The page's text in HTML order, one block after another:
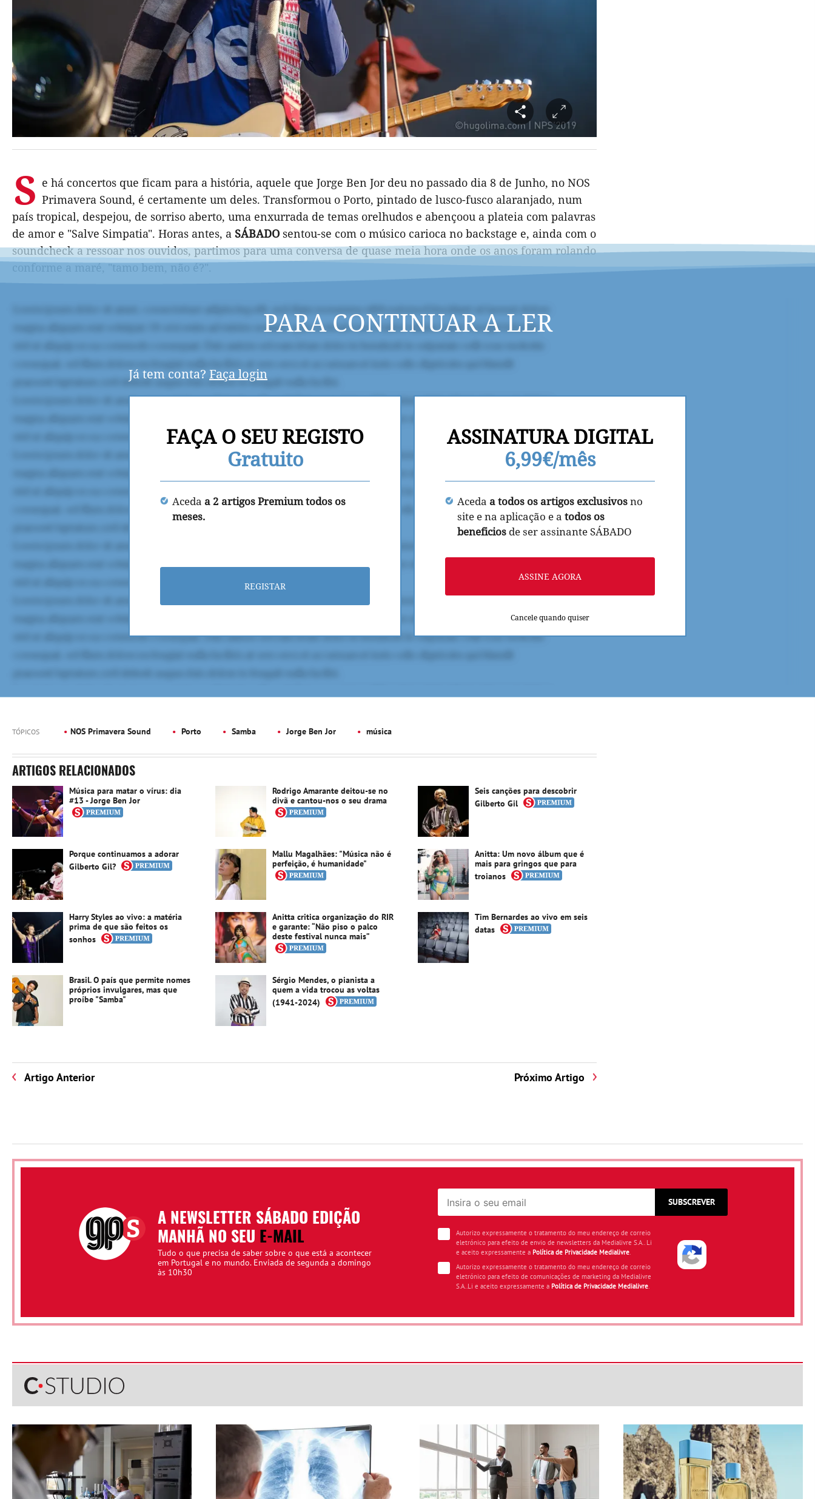
S e há concertos que ficam para a história, aquele que Jorge Ben Jor deu no passado dia 8 de Junho, no NOS
Primavera Sound, é certamente um deles. Transformou o Porto, pintado de lusco-fusco alaranjado, num
país tropical, despejou, de sorriso aberto, uma enxurrada de temas orelhudos e abençoou a plateia com palavras
de amor e "Salve Simpatia". Horas antes, a SÁBADO sentou-se com o músico carioca no backstage e, ainda com o
soundcheck a ressoar nos ouvidos, partimos para uma conversa de quase meia hora onde os anos foram rolando
conforme a maré, "tamo bem, não é?".
PARA CONTINUAR A LER
Já tem conta? Faça login
FAÇA O SEU REGISTO
Gratuito
Aceda a 2 artigos Premium todos os
meses.
REGISTAR
ASSINATURA DIGITAL
6,99€/mês
Aceda a todos os artigos exclusivosno
site e na aplicação e a todos os
beneficios de ser assinante SÁBADO
ASSINE AGORA
Cancele quando quiser
TÓPICOS NOS Primavera Sound Porto Samba Jorge Ben Jor música
ARTIGOS RELACIONADOS
Música para matar o vírus: dia
#13 - Jorge Ben Jor
Rodrigo Amarante deitou-se no
divã e cantou-nos o seu drama
Seis canções para descobrir
Gilberto Gil
Porque continuamos a adorar
Gilberto Gil?
Mallu Magalhães: "Música não é
perfeição, é humanidade"
Anitta: Um novo álbum que é
mais para gringos que para
troianos
Harry Styles ao vivo: a matéria
prima de que são feitos os
sonhos
Anitta critica organização do RIR
e garante: “Não piso o palco
deste festival nunca mais”
Tim Bernardes ao vivo em seis
datas
Brasil. O país que permite nomes
próprios invulgares, mas que
proíbe "Samba"
Sérgio Mendes, o pianista a
quem a vida trocou as voltas
(1941-2024)
Artigo Anterior Próximo Artigo
A NEWSLETTER SÁBADO EDIÇÃO
MANHÃ NO SEU E-MAIL
Tudo o que precisa de saber sobre o que está a acontecer
em Portugal e no mundo. Enviada de segunda a domingo
às 10h30
SUBSCREVER
Autorizo expressamente o tratamento do meu endereço de correio
eletrónico para efeito de envio de newsletters da Medialivre S.A.. Li
e aceito expressamente a Política de Privacidade Medialivre.
Autorizo expressamente o tratamento do meu endereço de correio
eletrónico para efeito de comunicações de marketing da Medialivre
S.A..Li e aceito expressamente a Política de Privacidade Medialivre.